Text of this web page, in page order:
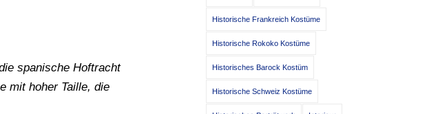
spanische Hoftracht
mit hoher Taille, die
Historische Frankreich Kostüme
Historische Rokoko Kostüme
Historisches Barock Kostüm
Historische Schweiz Kostüme